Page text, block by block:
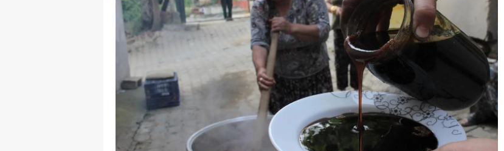
Kayseri
Kırklareli
Kırşehir
Kocaeli
Konya
Kütahya